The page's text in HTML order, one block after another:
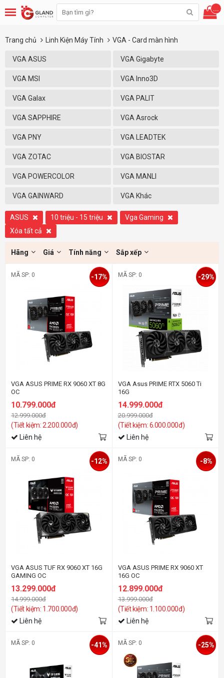
...
Trang chủ Linh Kiện Máy Tính VGA - Card màn hình
VGA ASUS VGA Gigabyte
VGA MSI VGA Inno3D
VGA Galax VGA PALIT
VGA SAPPHIRE VGA Asrock
VGA PNY VGA LEADTEK
VGA ZOTAC VGA BIOSTAR
VGA POWERCOLOR VGA MANLI
VGA GAINWARD VGA Khác
ASUS 10 triệu - 15 triệu
Vga Gaming
Xóa tất cả
Hãng Giá Tính năng Sắp xếp
MÃ SP: 0
VGA ASUS PRIME RX 9060 XT 8G
OC
10.799.000đ
12.999.000đ
(Tiết kiệm: 2.200.000đ)
-17%
Liên hệ
MÃ SP: 0
VGA Asus PRIME RTX 5060 Ti
16G
14.999.000đ
20.999.000đ
(Tiết kiệm: 6.000.000đ)
-29%
Liên hệ
MÃ SP: 0
VGA ASUS TUF RX 9060 XT 16G
GAMING OC
13.299.000đ
14.999.000đ
(Tiết kiệm: 1.700.000đ)
-12%
Liên hệ
MÃ SP: 0
VGA ASUS PRIME RX 9060 XT
16G OC
12.899.000đ
13.999.000đ
(Tiết kiệm: 1.100.000đ)
-8%
Liên hệ
MÃ SP: 0 -41% MÃ SP: 0 -25%